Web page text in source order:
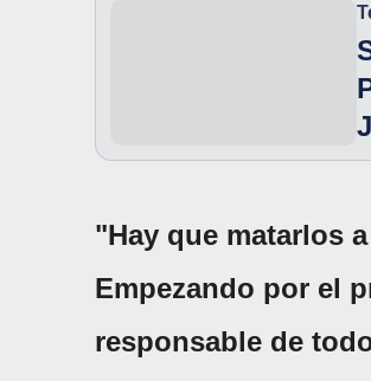
"Hay que matarlos
Empezando por el
responsable de